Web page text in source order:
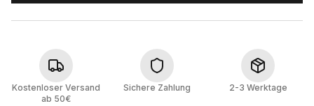
Kostenloser Versand
ab 50€
Sichere Zahlung 2-3 Werktage